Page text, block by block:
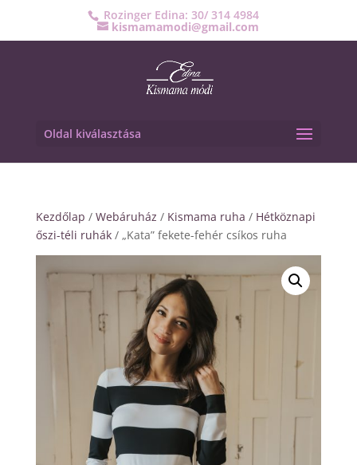
Rozinger Edina: 30/ 314 4984
kismamamodi@gmail.com
Oldal kiválasztása
Kezdőlap / Webáruház / Kismama ruha / Hétköznapi
őszi-téli ruhák/ „Kata” fekete-fehér csíkos ruha